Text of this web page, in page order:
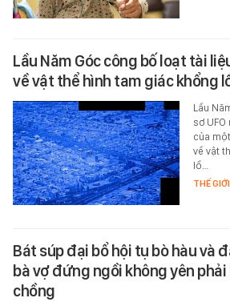
Lầu Năm Góc công bố loạt tài
về vật thể hình tam giác khổng
Lầu
sơ
của
về vật
lồ…
THẾ
Bát súp đại bổ hội tụ bò hàu và
bà vợ đứng ngồi không yên
chồng